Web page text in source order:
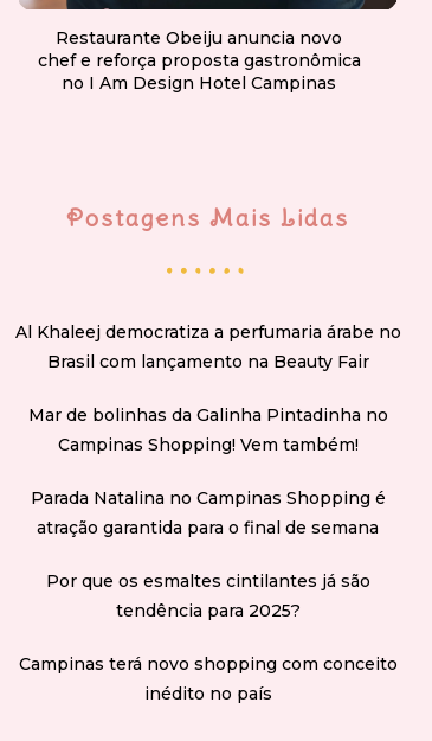
Restaurante Obeiju anuncia novo
chef e reforça proposta gastronômica
no I Am Design Hotel Campinas
Postagens Mais Lidas
Al Khaleej democratiza a perfumaria árabe no
Brasil com lançamento na Beauty Fair
Mar de bolinhas da Galinha Pintadinha no
Campinas Shopping! Vem também!
Parada Natalina no Campinas Shopping é
atração garantida para o final de semana
Por que os esmaltes cintilantes já são
tendência para 2025?
Campinas terá novo shopping com conceito
inédito no país